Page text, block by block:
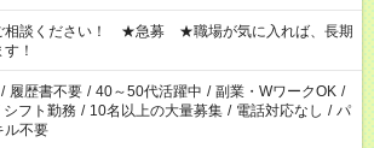
お仕事と合わせ週40時間超の就業はご案内できませ
づき、週20時間以上勤務は社会保険への加入対象
※労働者派遣法（日雇い派遣の原則禁止）により、
期間の就業はご案内が難しい場合があります
相談ください！ ★急募 ★職場が気に入れば、長期
！
/ 履歴書不要 / 40～50代活躍中 / 副業・WワークOK /
シフト勤務 / 10名以上の大量募集 / 電話対応なし / パ
ル不要